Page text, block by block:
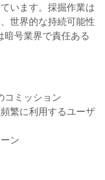
います。採掘作業は
世界的な持続可能性
暗号業界で責任ある
コミッション
繁に利用するユーザ
ン